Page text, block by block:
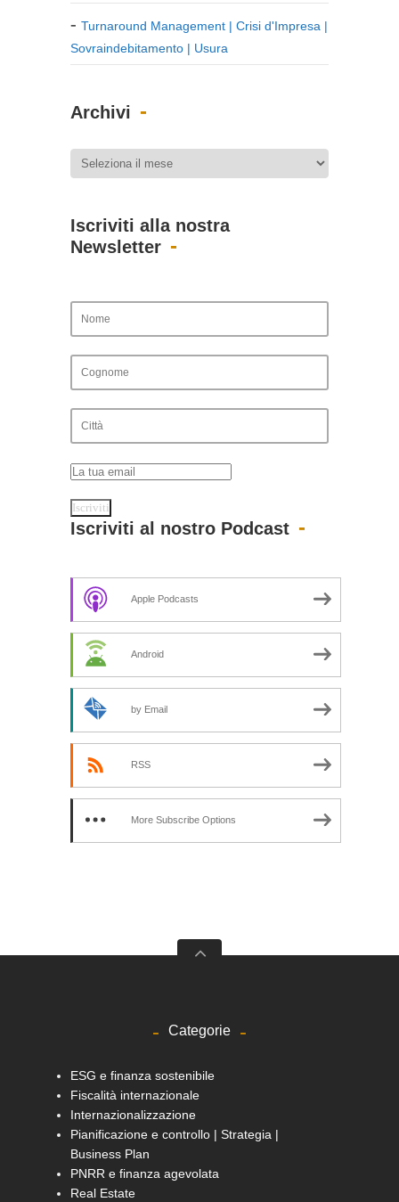
Turnaround Management | Crisi d'Impresa |
Sovraindebitamento | Usura
Archivi
Iscriviti alla nostra
Newsletter
Iscriviti al nostro Podcast
Apple Podcasts
Android
by Email
RSS
More Subscribe Options
Categorie
ESG e finanza sostenibile
Fiscalità internazionale
Internazionalizzazione
Pianificazione e controllo | Strategia |
Business Plan
PNRR e finanza agevolata
Real Estate